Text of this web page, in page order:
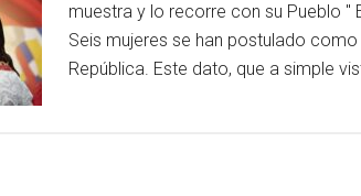
muestra y lo recorre con su Pueblo "
Seis mujeres se han postulado
República. Este dato, que a simple